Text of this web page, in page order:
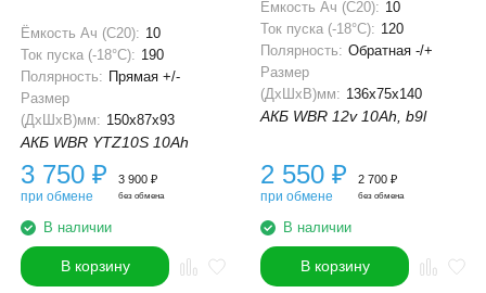
Ёмкость Ач (С20): 10
Ток пуска (-18°С): 190
Полярность: Прямая +/-
Размер
(ДхШхВ)мм: 150x87x93
АКБ WBR YTZ10S 10Ah
3 750 ₽
при обмене
3 900 ₽
без обмена
В наличии
В корзину
Ёмкость Ач (С20): 10
Ток пуска (-18°С): 120
Полярность: Обратная -/+
Размер
(ДхШхВ)мм: 136x75x140
АКБ WBR 12v 10Ah, b9l
2 550 ₽
при обмене
2 700 ₽
без обмена
В наличии
В корзину